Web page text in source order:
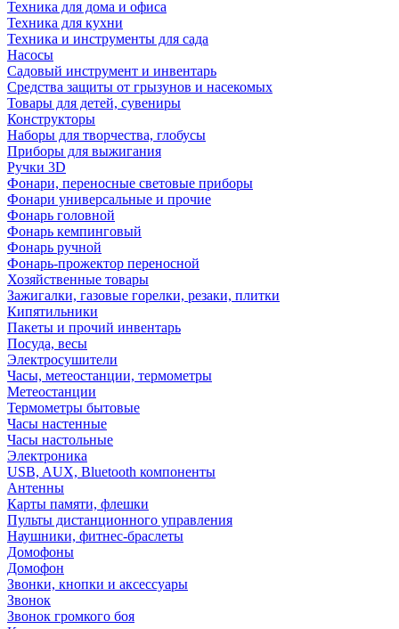
Техника для дома и офиса
Техника для кухни
Техника и инструменты для сада
Насосы
Садовый инструмент и инвентарь
Средства защиты от грызунов и насекомых
Товары для детей, сувениры
Конструкторы
Наборы для творчества, глобусы
Приборы для выжигания
Ручки 3D
Фонари, переносные световые приборы
Фонари универсальные и прочие
Фонарь головной
Фонарь кемпинговый
Фонарь ручной
Фонарь-прожектор переносной
Хозяйственные товары
Зажигалки, газовые горелки, резаки, плитки
Кипятильники
Пакеты и прочий инвентарь
Посуда, весы
Электросушители
Часы, метеостанции, термометры
Метеостанции
Термометры бытовые
Часы настенные
Часы настольные
Электроника
USB, AUX, Bluetooth компоненты
Антенны
Карты памяти, флешки
Пульты дистанционного управления
Наушники, фитнес-браслеты
Домофоны
Домофон
Звонки, кнопки и аксессуары
Звонок
Звонок громкого боя